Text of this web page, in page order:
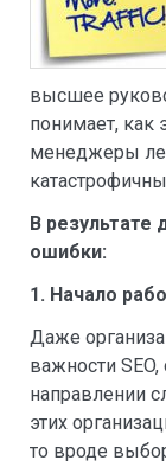
высшее
понимает, как
менеджеры
В
ошибки:
1. Начало
Даже
важности
направлении
этих
то вроде